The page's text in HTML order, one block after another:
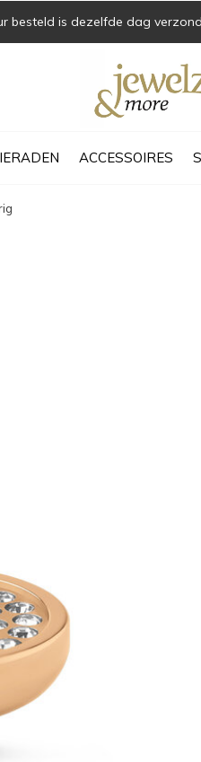
ACCESSOIRES
besteld is dezelfde dag